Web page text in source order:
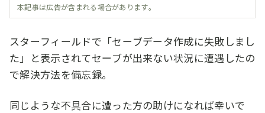
本記事は広告が含まれる場合があります。
スターフィールドで「セーブデータ作成に失敗しまし
た」と表示されてセーブが出来ない状況に遭遇したの
で解決方法を備忘録。
同じような不具合に遭った方の助けになれば幸いで